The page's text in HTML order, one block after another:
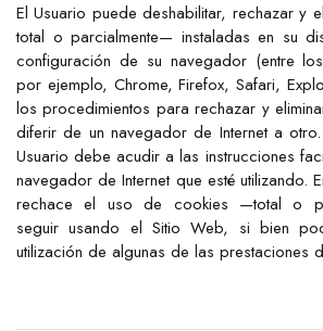
El Usuario puede deshabilitar, rechazar y
total o parcialmente— instaladas en su
configuración de su navegador (entre
por ejemplo, Chrome, Firefox, Safari,
los procedimientos para rechazar y
diferir de un navegador de Internet a
Usuario debe acudir a las instrucciones
navegador de Internet que esté utilizando.
rechace el uso de cookies —total o
seguir usando el Sitio Web, si bien
utilización de algunas de las prestaciones